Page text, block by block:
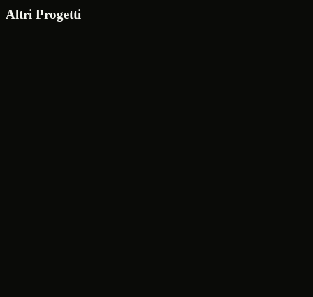
Prenota una CallContattami
Altri Progetti